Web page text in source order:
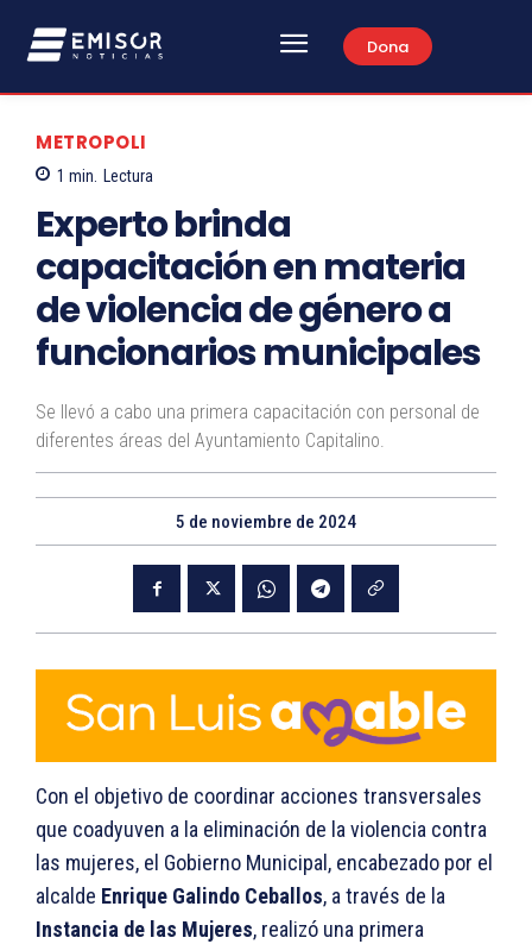
Dona
METROPOLI
1 min. Lectura
Experto brinda
capacitación en materia
de violencia de género a
funcionarios municipales
Se llevó a cabo una primera capacitación con personal de
diferentes áreas del Ayuntamiento Capitalino.
5 de noviembre de 2024
Con el objetivo de coordinar acciones transversales
que coadyuven a la eliminación de la violencia contra
las mujeres, el Gobierno Municipal, encabezado por el
alcalde Enrique Galindo Ceballos, a través de la
Instancia de las Mujeres, realizó una primera